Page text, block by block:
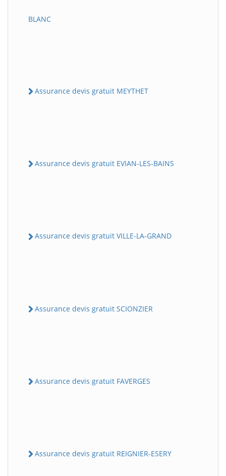
BLANC
Assurance devis gratuit MEYTHET
Assurance devis gratuit EVIAN-LES-BAINS
Assurance devis gratuit VILLE-LA-GRAND
Assurance devis gratuit SCIONZIER
Assurance devis gratuit FAVERGES
Assurance devis gratuit REIGNIER-ESERY